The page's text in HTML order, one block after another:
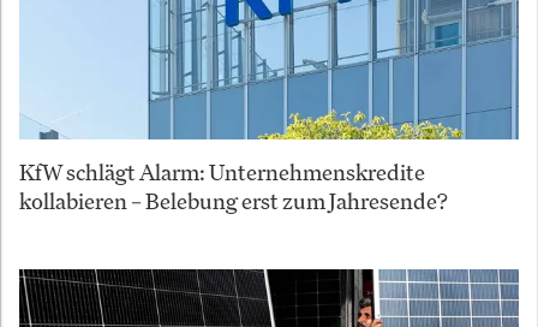
KfW schlägt Alarm: Unternehmenskredite
kollabieren – Belebung erst zum Jahresende?